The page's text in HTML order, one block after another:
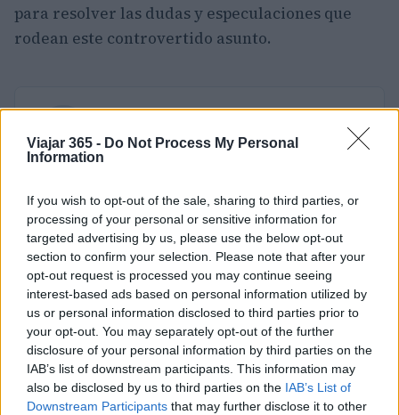
Viajar 365 - Do Not Process My Personal
Information
If you wish to opt-out of the sale, sharing to third parties, or
processing of your personal or sensitive information for
targeted advertising by us, please use the below opt-out
section to confirm your selection. Please note that after your
opt-out request is processed you may continue seeing
interest-based ads based on personal information utilized by
us or personal information disclosed to third parties prior to
your opt-out. You may separately opt-out of the further
disclosure of your personal information by third parties on the
IAB’s list of downstream participants. This information may
also be disclosed by us to third parties on the IAB’s List of
Downstream Participants that may further disclose it to other
para resolver las dudas y especulaciones que
rodean este controvertido asunto.
AUTOR
Diego Morales
Diego Morales escribe igual de bien sobre la
gastronómica por Asturias. Periodismo
deportivo con contexto y crónica de viaje
con itinerario real.